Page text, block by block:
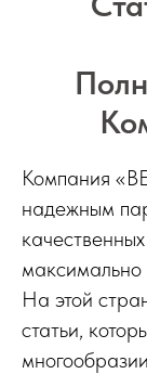
Компания
надежным
На этой
статьи,